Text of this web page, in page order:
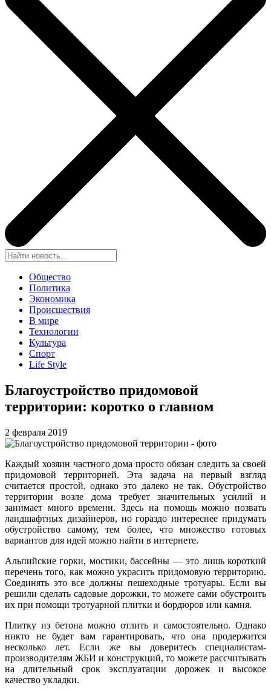
Общество
Политика
Экономика
Происшествия
В мире
Технологии
Культура
Спорт
Life Style
Благоустройство придомовой
территории: коротко о главном
2 февраля 2019
Каждый хозяин частного дома просто обязан следить за своей
придомовой территорией. Эта задача на первый взгляд
считается простой, однако это далеко не так. Обустройство
территории возле дома требует значительных усилий и
занимает много времени. Здесь на помощь можно позвать
ландшафтных дизайнеров, но гораздо интереснее придумать
обустройство самому, тем более, что множество готовых
вариантов для идей можно найти в интернете.
Альпийские горки, мостики, бассейны — это лишь короткий
перечень того, как можно украсить придомовую территорию.
Соединять это все должны пешеходные тротуары. Если вы
решили сделать садовые дорожки, то можете сами обустроить
их при помощи тротуарной плитки и бордюров или камня.
Плитку из бетона можно отлить и самостоятельно. Однако
никто не будет вам гарантировать, что она продержится
несколько лет. Если же вы доверитесь специалистам-
производителям ЖБИ и конструкций, то можете рассчитывать
на длительный срок эксплуатации дорожек и высокое
качество укладки.